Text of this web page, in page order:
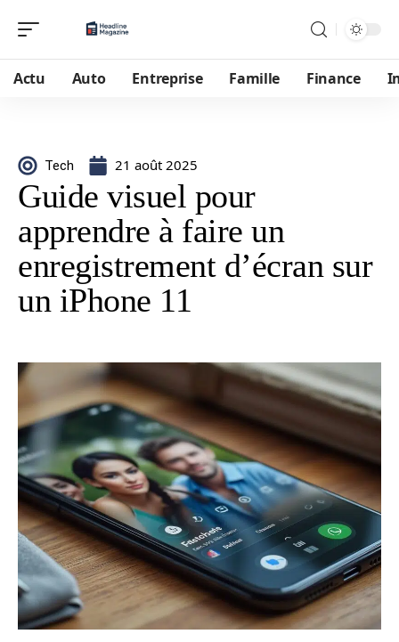
Actu Auto Entreprise Famille Finance
Tech 21 août 2025
Guide visuel pour
apprendre à faire un
enregistrement d’écran sur
un iPhone 11